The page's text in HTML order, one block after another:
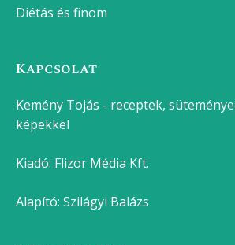
Diétás és finom
Kapcsolat
Kemény Tojás - receptek,
képekkel
Kiadó: Flizor Média Kft.
Alapító: Szilágyi Balázs